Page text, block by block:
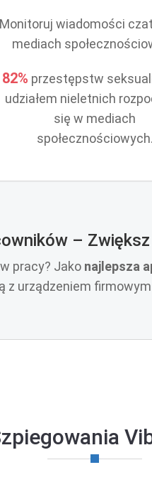
Monitoruj wiadomości
mediach
82% przestępstw
udziałem nieletnich
się w mediach
społecznościowych.
–
pracy? Jako najlepsza
z urządzeniem